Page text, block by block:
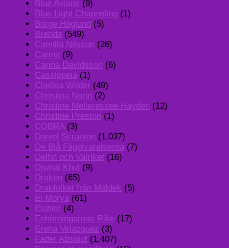
Blue Avians (9)
Blue Light Channeling (1)
Börge Höglund (5)
Brenda (549)
Camilla Nilsson (26)
Carina (9)
Carina Davidsson (6)
Cassiopeia (1)
Chellea Wilder (49)
Christina Norin (2)
Christine Melieressee Hayden (12)
Christine Preston (1)
COBRA(3)
Daniel Scranton (1,037)
De Blå Fågelvarelserna (7)
Delfin och Valriket (16)
Djwhal Khul (9)
Draken (65)
Drakfolket från Maldek (5)
El Morya (61)
Elohim (4)
Enhörningarnas Rike (17)
Erena Velazquez (3)
Fader Absolut (1,407)